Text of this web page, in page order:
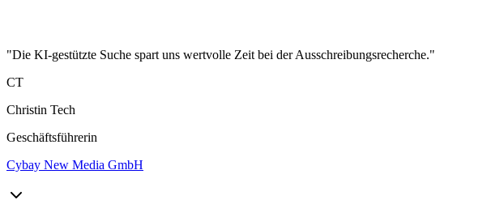
"Die KI-gestützte Suche spart uns wertvolle Zeit bei der Ausschreibungsrecherche."
CT
Christin Tech
Geschäftsführerin
Cybay New Media GmbH